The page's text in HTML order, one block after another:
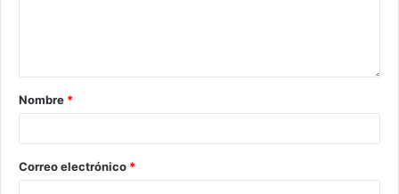
Nombre *
Correo electrónico *